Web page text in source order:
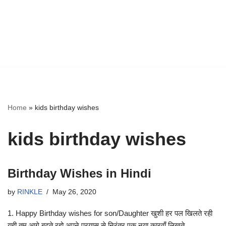
Home » kids birthday wishes
kids birthday wishes
Birthday Wishes in Hindi
by RINKLE May 26, 2020
1. Happy Birthday wishes for son/Daughter खुशी हर पल खिलते रही